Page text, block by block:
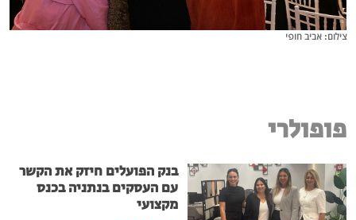
צילום: אביב חופי
פופולרי
בנק הפועלים חיזק את הקשר
עם העסקים בנתניה בכנס
מקצועי